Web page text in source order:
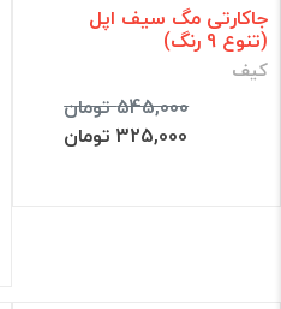
جاکارتی مگ سیف اپل
(تنوع 9 رنگ)
کیف
545,000 تومان
325,000 تومان